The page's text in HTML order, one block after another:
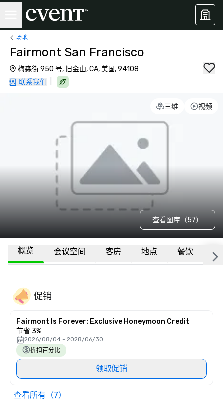
场地
Fairmont San Francisco
梅森街 950 号, 旧金山, CA, 美国, 94108
联系我们
三维 视频
查看图库（57）
概览 会议空间 客房 地点 餐饮 更
促销
Fairmont Is Forever: Exclusive Honeymoon Credit
节省 3%
2026/08/04 - 2028/06/30
折扣百分比
领取促销
查看所有（7）